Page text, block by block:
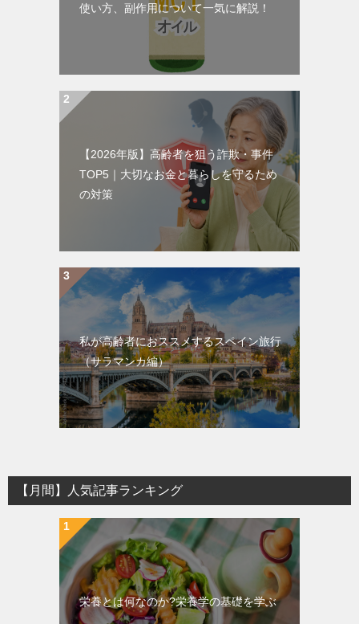
使い方、副作用について一気に解説！
【2026年版】高齢者を狙う詐欺・事件
TOP5｜大切なお金と暮らしを守るため
の対策
私が高齢者におススメするスペイン旅行
（サラマンカ編）
【月間】人気記事ランキング
栄養とは何なのか?栄養学の基礎を学ぶ